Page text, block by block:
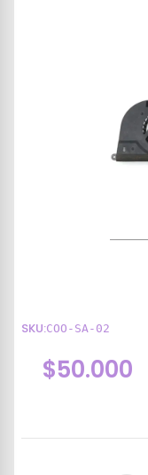
SKU:COO-SA-02
$50.000